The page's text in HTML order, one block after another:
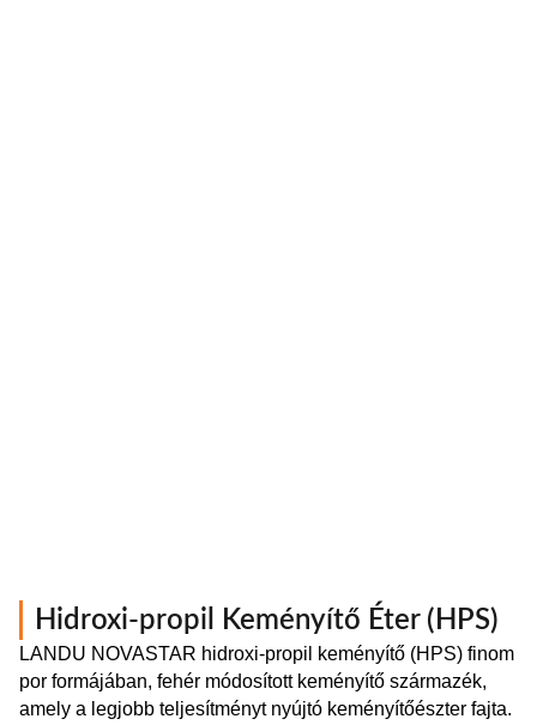
Hidroxi-propil Keményítő Éter (HPS)
LANDU NOVASTAR hidroxi-propil keményítő (HPS) finom
por formájában, fehér módosított keményítő származék,
amely a legjobb teljesítményt nyújtó keményítőészter fajta.